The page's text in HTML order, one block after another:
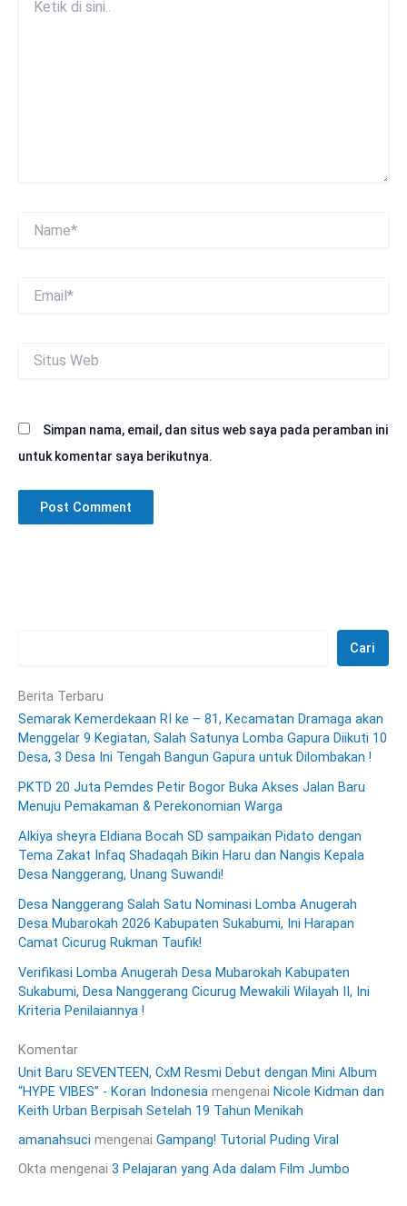
Web
Simpan nama, email, dan situs web saya pada peramban ini
untuk komentar saya berikutnya.
Cari
Berita Terbaru
Semarak Kemerdekaan RI ke – 81, Kecamatan Dramaga akan
Menggelar 9 Kegiatan, Salah Satunya Lomba Gapura Diikuti 10
Desa, 3 Desa Ini Tengah Bangun Gapura untuk Dilombakan !
PKTD 20 Juta Pemdes Petir Bogor Buka Akses Jalan Baru
Menuju Pemakaman & Perekonomian Warga
Alkiya sheyra Eldiana Bocah SD sampaikan Pidato dengan
Tema Zakat Infaq Shadaqah Bikin Haru dan Nangis Kepala
Desa Nanggerang, Unang Suwandi!
Desa Nanggerang Salah Satu Nominasi Lomba Anugerah
Desa Mubarokah 2026 Kabupaten Sukabumi, Ini Harapan
Camat Cicurug Rukman Taufik!
Verifikasi Lomba Anugerah Desa Mubarokah Kabupaten
Sukabumi, Desa Nanggerang Cicurug Mewakili Wilayah II, Ini
Kriteria Penilaiannya !
Komentar
Unit Baru SEVENTEEN, CxM Resmi Debut dengan Mini Album
“HYPE VIBES” - Koran Indonesia mengenai Nicole Kidman dan
Keith Urban Berpisah Setelah 19 Tahun Menikah
amanahsuci mengenai Gampang! Tutorial Puding Viral
Okta mengenai 3 Pelajaran yang Ada dalam Film Jumbo